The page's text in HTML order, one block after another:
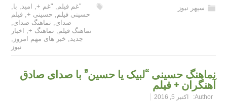
سپهر نیوز "غم فیلم, "غم +, امید, با,
حسینی فیلم, حسینی +, فیلم
صدای, نماهنگ صدای,
نماهنگ فیلم, نماهنگ +,
اخبار
جدید, خبر های مهم امروز ,
نیوز
نماهنگ حسینی “لبیک یا حسین” با صدای صادق
آهنگران + فیلم
Author: اکتبر 5, 2016